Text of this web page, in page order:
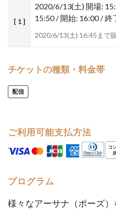
[ 1 ]
2020/6/13(土) 開場:
15:50 / 開始: 16:00 / 終
2020/6/13(土) 16:45まで
チケットの種類・料金帯
配信
ご利用可能支払方法
プログラム
様々なアーサナ（ポーズ